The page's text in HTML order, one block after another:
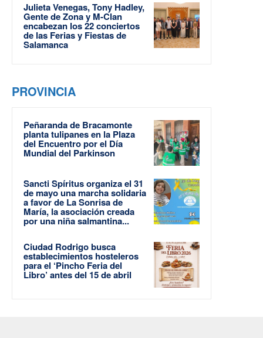
Julieta Venegas, Tony Hadley,
Gente de Zona y M-Clan
encabezan los 22 conciertos
de las Ferias y Fiestas de
Salamanca
PROVINCIA
Peñaranda de Bracamonte
planta tulipanes en la Plaza
del Encuentro por el Día
Mundial del Parkinson
Sancti Spíritus organiza el 31
de mayo una marcha solidaria
a favor de La Sonrisa de
María, la asociación creada
por una niña salmantina...
Ciudad Rodrigo busca
establecimientos hosteleros
para el ‘Pincho Feria del
Libro’ antes del 15 de abril